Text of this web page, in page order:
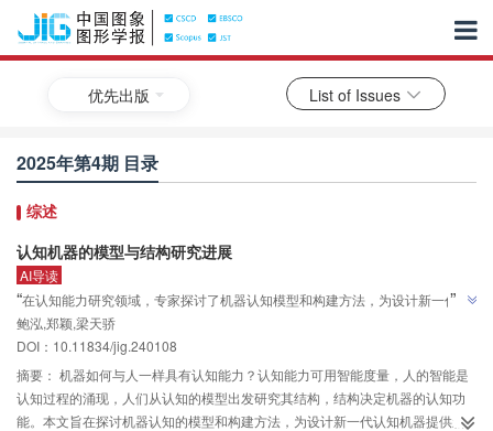
优先出版 List of Issues
2025年第4期 目录
综述
认知机器的模型与结构研究进展
AI导读
“在认知能力研究领域，专家探讨了机器认知模型和构建方法，为设计新一代认
知机器提供新模型、结构和方法论，为探索人和机器认知机制提供新视角。
”
鲍泓,郑颖,梁天骄
DOI：10.11834/jig.240108
摘要： 机器如何与人一样具有认知能力？认知能力可用智能度量，人的智能是
认知过程的涌现，人们从认知的模型出发研究其结构，结构决定机器的认知功
能。本文旨在探讨机器认知的模型和构建方法，为设计新一代认知机器提供新